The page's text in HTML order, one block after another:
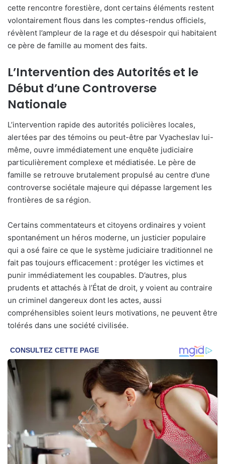
cette rencontre forestière, dont certains éléments restent
volontairement flous dans les comptes-rendus officiels,
révèlent l’ampleur de la rage et du désespoir qui habitaient
ce père de famille au moment des faits.
L’Intervention des Autorités et le
Début d’une Controverse
Nationale
L’intervention rapide des autorités policières locales,
alertées par des témoins ou peut-être par Vyacheslav lui-
même, ouvre immédiatement une enquête judiciaire
particulièrement complexe et médiatisée. Le père de
famille se retrouve brutalement propulsé au centre d’une
controverse sociétale majeure qui dépasse largement les
frontières de sa région.
Certains commentateurs et citoyens ordinaires y voient
spontanément un héros moderne, un justicier populaire
qui a osé faire ce que le système judiciaire traditionnel ne
fait pas toujours efficacement : protéger les victimes et
punir immédiatement les coupables. D’autres, plus
prudents et attachés à l’État de droit, y voient au contraire
un criminel dangereux dont les actes, aussi
compréhensibles soient leurs motivations, ne peuvent être
tolérés dans une société civilisée.